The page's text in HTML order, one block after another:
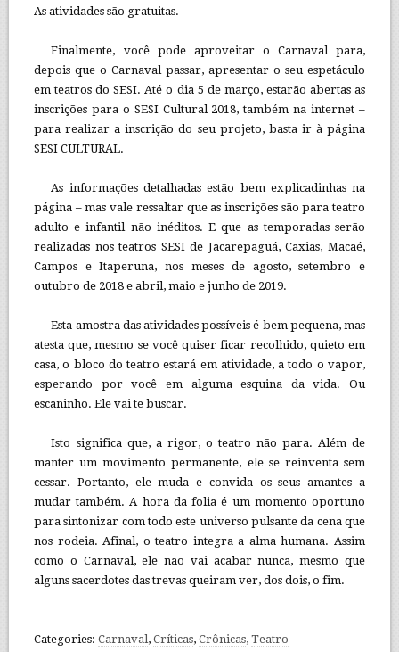
As atividades são gratuitas.
Finalmente, você pode aproveitar o Carnaval para,
depois que o Carnaval passar, apresentar o seu espetáculo
em teatros do SESI. Até o dia 5 de março, estarão abertas as
inscrições para o SESI Cultural 2018, também na internet –
para realizar a inscrição do seu projeto, basta ir à página
SESI CULTURAL.
As informações detalhadas estão bem explicadinhas na
página – mas vale ressaltar que as inscrições são para teatro
adulto e infantil não inéditos. E que as temporadas serão
realizadas nos teatros SESI de Jacarepaguá, Caxias, Macaé,
Campos e Itaperuna, nos meses de agosto, setembro e
outubro de 2018 e abril, maio e junho de 2019.
Esta amostra das atividades possíveis é bem pequena, mas
atesta que, mesmo se você quiser ficar recolhido, quieto em
casa, o bloco do teatro estará em atividade, a todo o vapor,
esperando por você em alguma esquina da vida. Ou
escaninho. Ele vai te buscar.
Isto significa que, a rigor, o teatro não para. Além de
manter um movimento permanente, ele se reinventa sem
cessar. Portanto, ele muda e convida os seus amantes a
mudar também. A hora da folia é um momento oportuno
para sintonizar com todo este universo pulsante da cena que
nos rodeia. Afinal, o teatro integra a alma humana. Assim
como o Carnaval, ele não vai acabar nunca, mesmo que
alguns sacerdotes das trevas queiram ver, dos dois, o fim.
Categories: Carnaval, Críticas, Crônicas, Teatro